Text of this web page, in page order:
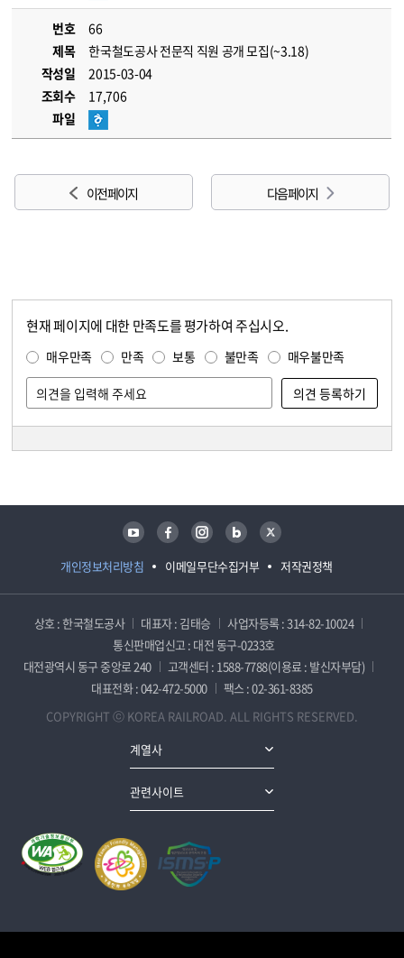
번호
66
제목
한국철도공사 전문직 직원 공개 모집(~3.18)
작성일
2015-03-04
조회수
17,706
파일
이전 페이지 다음 페이지
현재 페이지에 대한 만족도를 평가하여 주십시오.
매우만족 만족 보통 불만족 매우불만족
개인정보처리방침 이메일무단수집거부 저작권정책
유튜브 페이스북 인스타그램 블로그 트위터
상호 : 한국철도공사 대표자 : 김태승
사업자등록 : 314-82-10024
통신판매업신고 : 대전 동구-0233호
대전광역시 동구 중앙로 240
고객센터 : 1588-7788(이용료 : 발신자부담)
대표전화 : 042-472-5000
팩스 : 02-361-8385
COPYRIGHT ⓒ KOREA RAILROAD. ALL RIGHTS RESERVED.
계열사
관련사이트